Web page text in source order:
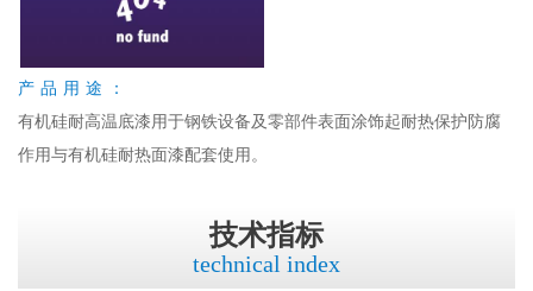
产品用途：
有机硅耐高温底漆用于钢铁设备及零部件表面涂饰起耐热保护防腐
作用与有机硅耐热面漆配套使用。
技术指标
technical index